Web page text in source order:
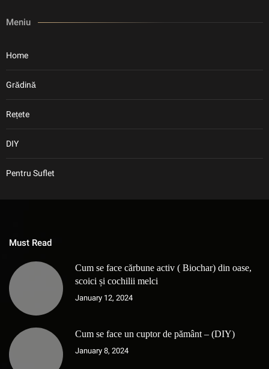
Meniu
Home
Grădină
Rețete
DIY
Pentru Suflet
Must Read
Cum se face cărbune activ ( Biochar) din oase,
scoici și cochilii melci
January 12, 2024
Cum se face un cuptor de pământ – (DIY)
January 8, 2024